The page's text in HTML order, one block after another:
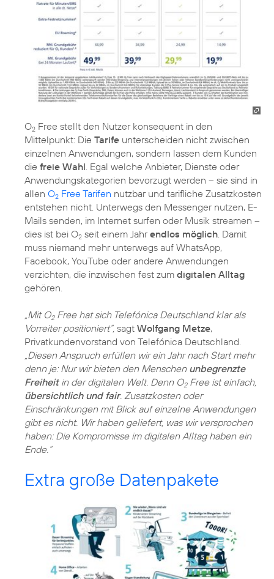
O2 Free stellt den Nutzer konsequent in den
Mittelpunkt: Die Tarife unterscheiden nicht zwischen
einzelnen Anwendungen, sondern lassen dem Kunden
die freie Wahl . Egal welche Anbieter, Dienste oder
Anwendungskategorien bevorzugt werden – sie sind in
allen O2 Free Tarifen nutzbar und tarifliche Zusatzkosten
entstehen nicht. Unterwegs den Messenger nutzen, E-
Mails senden, im Internet surfen oder Musik streamen –
dies ist bei O2 seit einem Jahrendlos möglich . Damit
muss niemand mehr unterwegs auf WhatsApp,
Facebook, YouTube oder andere Anwendungen
verzichten, die inzwischen fest zum digitalen Alltag
gehören.
„Mit O2Free hat sich Telefónica Deutschland klar als
Vorreiter positioniert“, sagt Wolfgang Metze,
Privatkundenvorstand von Telefónica Deutschland.
„Diesen Anspruch erfüllen wir ein Jahr nach Start mehr
denn je: Nur wir bieten den Menschen unbegrenzte
Freiheitin der digitalen Welt. Denn O2Free ist einfach,
übersichtlich und fair. Zusatzkosten oder
Einschränkungen mit Blick auf einzelne Anwendungen
gibt es nicht. Wir haben geliefert, was wir versprochen
haben: Die Kompromisse im digitalen Alltag haben ein
Ende.“
Extra große Datenpakete